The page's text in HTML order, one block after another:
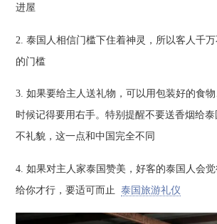
进屋
2. 泰国人相信门槛下住着神灵，所以客人千
的门槛
3. 如果要给主人送礼物，可以用包装好的食
时候记得要用右手。特别提醒不要送香烟给
不礼貌，这一点和中国完全不同
4. 如果对主人家泰国赞美，好客的泰国人会
给你才行，要适可而止
泰国旅游礼仪